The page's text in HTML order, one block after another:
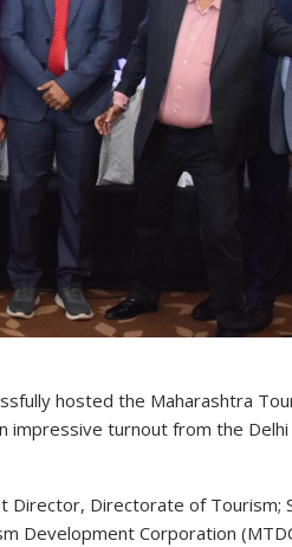
hosted the Maharashtra
impressive turnout from the
Director, Directorate of Tourism;
Development Corporation